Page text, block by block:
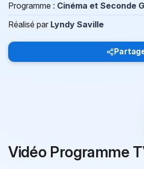
Programme : Cinéma et Seconde
Réalisé par Lyndy Saville
Vidéo Programme